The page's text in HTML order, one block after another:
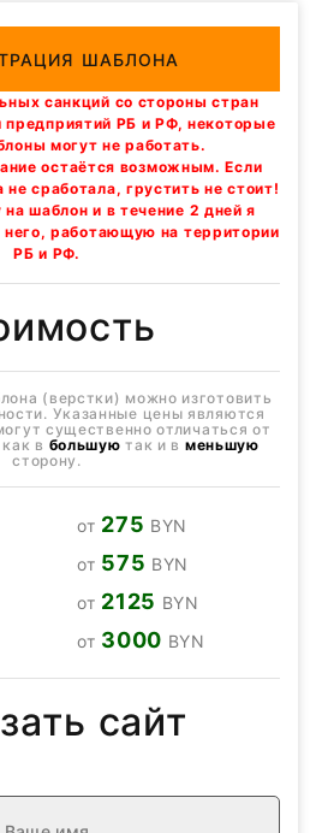
ШАБЛОНА
санкций со стороны стран
РБ и РФ, некоторые
могут не работать.
остаётся возможным. Если
сработала, грустить не стоит!
шаблон и в течение 2 дней я
работающую на территории
РБ и РФ.
(верстки) можно изготовить
Указанные цены являются
существенно отличаться от
в большую так и в меньшую
сторону.
от 275 BYN
от 575 BYN
от 2125 BYN
от 3000 BYN
сайт